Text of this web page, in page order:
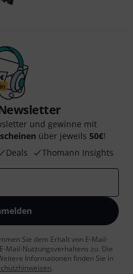
und gewinne mit
über jeweils 50€!
Deals Thomann Insights
Sie dem Erhalt von E-Mail-
Mail-Nutzungsverhaltens zu. Die
Informationen finden Sie in
.